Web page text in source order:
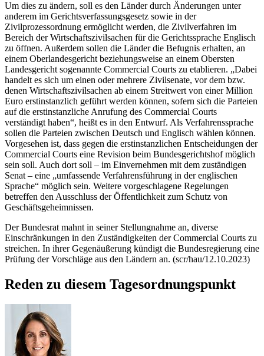
Um dies zu ändern, soll es den Länder durch Änderungen unter
anderem im Gerichtsverfassungsgesetz sowie in der
Zivilprozessordnung ermöglicht werden, die Zivilverfahren im
Bereich der Wirtschaftszivilsachen für die Gerichtssprache Englisch
zu öffnen. Außerdem sollen die Länder die Befugnis erhalten, an
einem Oberlandesgericht beziehungsweise an einem Obersten
Landesgericht sogenannte Commercial Courts zu etablieren. „Dabei
handelt es sich um einen oder mehrere Zivilsenate, vor dem bzw.
denen Wirtschaftszivilsachen ab einem Streitwert von einer Million
Euro erstinstanzlich geführt werden können, sofern sich die Parteien
auf die erstinstanzliche Anrufung des Commercial Courts
verständigt haben“, heißt es in den Entwurf. Als Verfahrenssprache
sollen die Parteien zwischen Deutsch und Englisch wählen können.
Vorgesehen ist, dass gegen die erstinstanzlichen Entscheidungen der
Commercial Courts eine Revision beim Bundesgerichtshof möglich
sein soll. Auch dort soll – im Einvernehmen mit dem zuständigen
Senat – eine „umfassende Verfahrensführung in der englischen
Sprache“ möglich sein. Weitere vorgeschlagene Regelungen
betreffen den Ausschluss der Öffentlichkeit zum Schutz von
Geschäftsgeheimnissen.
Der Bundesrat mahnt in seiner Stellungnahme an, diverse
Einschränkungen in den Zuständigkeiten der Commercial Courts zu
streichen. In ihrer Gegenäußerung kündigt die Bundesregierung eine
Prüfung der Vorschläge aus den Ländern an. (scr/hau/12.10.2023)
Reden zu diesem Tagesordnungspunkt